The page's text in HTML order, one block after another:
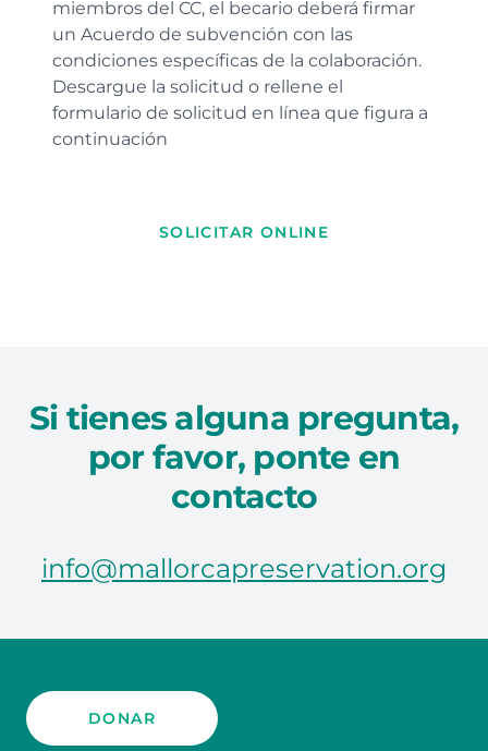
miembros del CC, el becario deberá firmar
un Acuerdo de subvención con las
condiciones específicas de la colaboración.
Descargue la solicitud o rellene el
formulario de solicitud en línea que figura a
continuación
SOLICITAR ONLINE
Si tienes alguna pregunta,
por favor, ponte en
contacto
info@mallorcapreservation.org
DONAR